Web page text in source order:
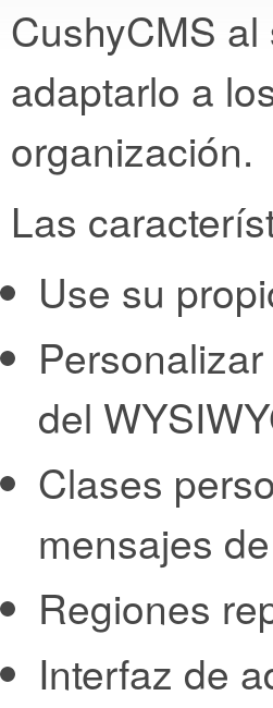
CushyCMS
adaptarlo a
organización.
Las
Use su
del
Clases
mensajes
Regiones
Interfaz de